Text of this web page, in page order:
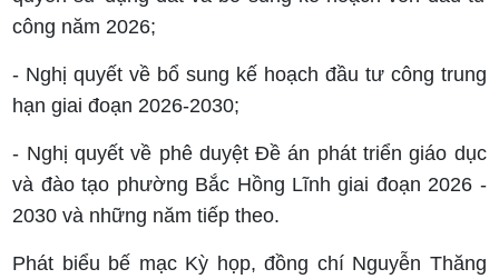
công năm 2026;
- Nghị quyết về bổ sung kế hoạch đầu tư công trung
hạn giai đoạn 2026-2030;
- Nghị quyết về phê duyệt Đề án phát triển giáo dục
và đào tạo phường Bắc Hồng Lĩnh giai đoạn 2026 -
2030 và những năm tiếp theo.
Phát biểu bế mạc Kỳ họp, đồng chí Nguyễn Thăng